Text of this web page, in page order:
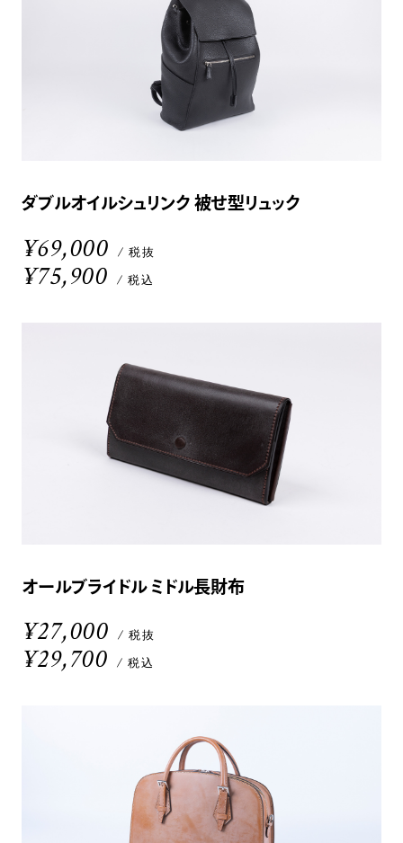
ダブルオイルシュリンク 被せ型リュック
¥69,000 / 税抜
¥75,900 / 税込
オールブライドル ミドル長財布
¥27,000 / 税抜
¥29,700 / 税込